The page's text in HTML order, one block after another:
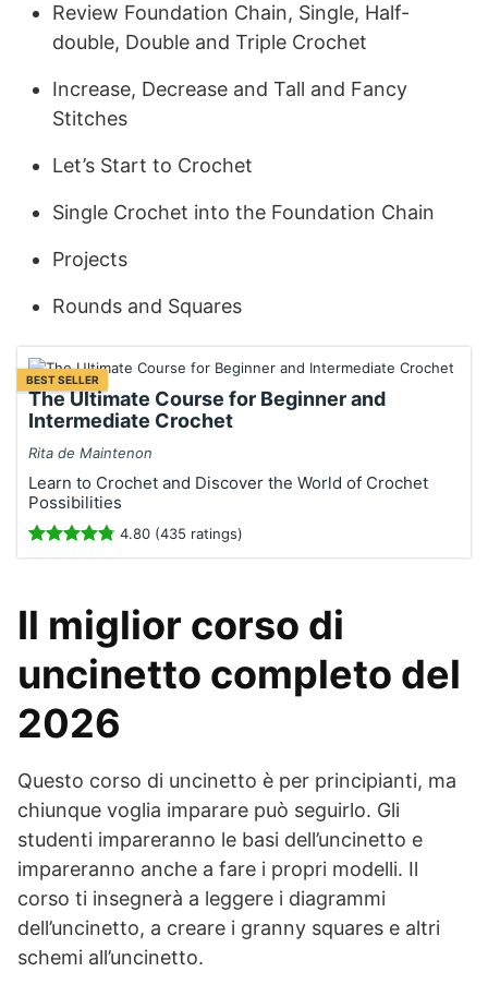
Review Foundation Chain, Single, Half-
double, Double and Triple Crochet
Increase, Decrease and Tall and Fancy
Stitches
Let’s Start to Crochet
Single Crochet into the Foundation Chain
Projects
Rounds and Squares
BEST SELLER
The Ultimate Course for Beginner and
Intermediate Crochet
Rita de Maintenon
Learn to Crochet and Discover the World of Crochet
Possibilities
4.80 (435 ratings)
Il miglior corso di
uncinetto completo del
2026
Questo corso di uncinetto è per principianti, ma
chiunque voglia imparare può seguirlo. Gli
studenti impareranno le basi dell’uncinetto e
impareranno anche a fare i propri modelli. Il
corso ti insegnerà a leggere i diagrammi
dell’uncinetto, a creare i granny squares e altri
schemi all’uncinetto.